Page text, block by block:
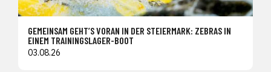
GEMEINSAM GEHT’S VORAN IN DER STEIERMARK: ZEBRAS IN
EINEM TRAININGSLAGER-BOOT
03.08.26